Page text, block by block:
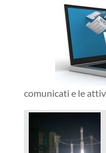
comunicati e le